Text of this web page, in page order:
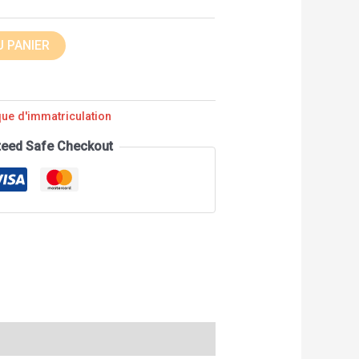
PANIER
d'immatriculation
Safe Checkout